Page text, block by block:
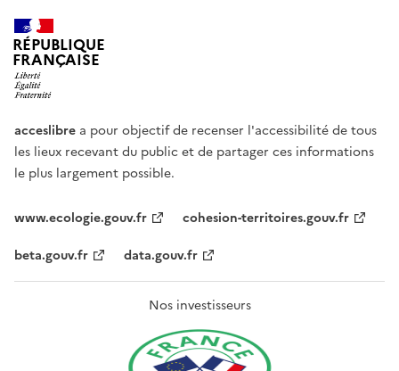
RÉPUBLIQUE
FRANÇAISE
acceslibre a pour objectif de recenser l'accessibilité de tous
les lieux recevant du public et de partager ces informations
le plus largement possible.
www.ecologie.gouv.fr
cohesion-territoires.gouv.fr
beta.gouv.fr
data.gouv.fr
Nos investisseurs